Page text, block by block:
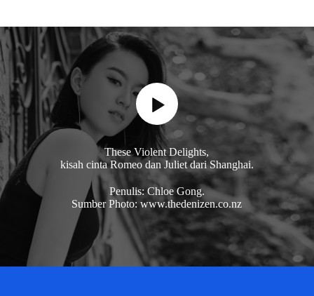
These Violent Delights,
kisah cinta Romeo dan Juliet dari Shanghai.
Penulis: Chloe Gong.
Sumber Photo: www.thedenizen.co.nz